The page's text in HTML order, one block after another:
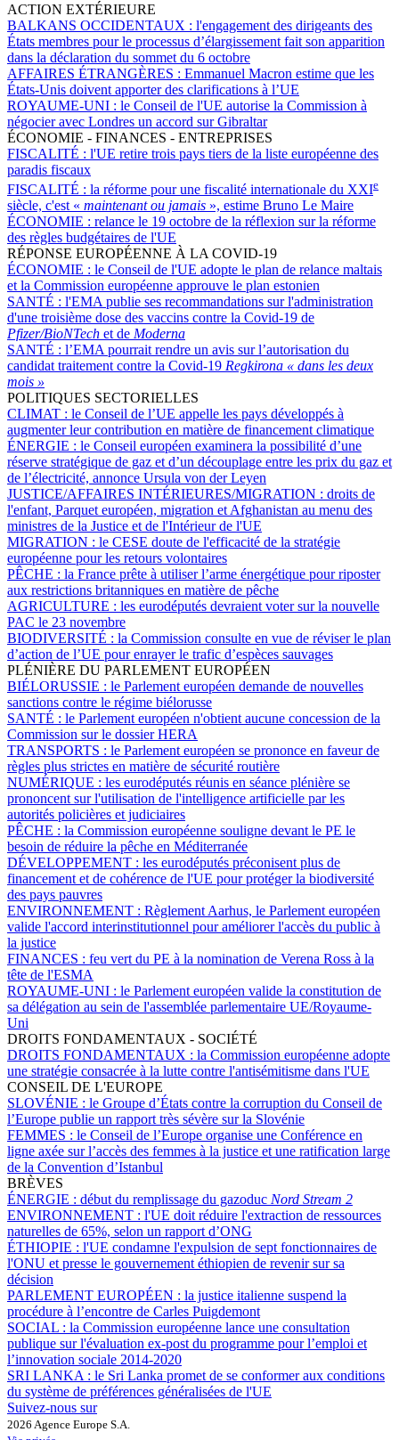
ACTION EXTÉRIEURE
BALKANS OCCIDENTAUX : l'engagement des dirigeants des
États membres pour le processus d’élargissement fait son apparition
dans la déclaration du sommet du 6 octobre
AFFAIRES ÉTRANGÈRES : Emmanuel Macron estime que les
États-Unis doivent apporter des clarifications à l’UE
ROYAUME-UNI : le Conseil de l'UE autorise la Commission à
négocier avec Londres un accord sur Gibraltar
ÉCONOMIE - FINANCES - ENTREPRISES
FISCALITÉ : l'UE retire trois pays tiers de la liste européenne des
paradis fiscaux
FISCALITÉ : la réforme pour une fiscalité internationale du XXIe
siècle, c'est « maintenant ou jamais », estime Bruno Le Maire
ÉCONOMIE : relance le 19 octobre de la réflexion sur la réforme
des règles budgétaires de l'UE
RÉPONSE EUROPÉENNE À LA COVID-19
ÉCONOMIE : le Conseil de l'UE adopte le plan de relance maltais
et la Commission européenne approuve le plan estonien
SANTÉ : l'EMA publie ses recommandations sur l'administration
d'une troisième dose des vaccins contre la Covid-19 de
Pfizer/BioNTech et de Moderna
SANTÉ : l’EMA pourrait rendre un avis sur l’autorisation du
candidat traitement contre la Covid-19 Regkirona « dans les deux
mois »
POLITIQUES SECTORIELLES
CLIMAT : le Conseil de l’UE appelle les pays développés à
augmenter leur contribution en matière de financement climatique
ÉNERGIE : le Conseil européen examinera la possibilité d’une
réserve stratégique de gaz et d’un découplage entre les prix du gaz et
de l’électricité, annonce Ursula von der Leyen
JUSTICE/AFFAIRES INTÉRIEURES/MIGRATION : droits de
l'enfant, Parquet européen, migration et Afghanistan au menu des
ministres de la Justice et de l'Intérieur de l'UE
MIGRATION : le CESE doute de l'efficacité de la stratégie
européenne pour les retours volontaires
PÊCHE : la France prête à utiliser l’arme énergétique pour riposter
aux restrictions britanniques en matière de pêche
AGRICULTURE : les eurodéputés devraient voter sur la nouvelle
PAC le 23 novembre
BIODIVERSITÉ : la Commission consulte en vue de réviser le plan
d’action de l’UE pour enrayer le trafic d’espèces sauvages
PLÉNIÈRE DU PARLEMENT EUROPÉEN
BIÉLORUSSIE : le Parlement européen demande de nouvelles
sanctions contre le régime biélorusse
SANTÉ : le Parlement européen n'obtient aucune concession de la
Commission sur le dossier HERA
TRANSPORTS : le Parlement européen se prononce en faveur de
règles plus strictes en matière de sécurité routière
NUMÉRIQUE : les eurodéputés réunis en séance plénière se
prononcent sur l'utilisation de l'intelligence artificielle par les
autorités policières et judiciaires
PÊCHE : la Commission européenne souligne devant le PE le
besoin de réduire la pêche en Méditerranée
DÉVELOPPEMENT : les eurodéputés préconisent plus de
financement et de cohérence de l'UE pour protéger la biodiversité
des pays pauvres
ENVIRONNEMENT : Règlement Aarhus, le Parlement européen
valide l'accord interinstitutionnel pour améliorer l'accès du public à
la justice
FINANCES : feu vert du PE à la nomination de Verena Ross à la
tête de l'ESMA
ROYAUME-UNI : le Parlement européen valide la constitution de
sa délégation au sein de l'assemblée parlementaire UE/Royaume-
Uni
DROITS FONDAMENTAUX - SOCIÉTÉ
DROITS FONDAMENTAUX : la Commission européenne adopte
une stratégie consacrée à la lutte contre l'antisémitisme dans l'UE
CONSEIL DE L'EUROPE
SLOVÉNIE : le Groupe d’États contre la corruption du Conseil de
l’Europe publie un rapport très sévère sur la Slovénie
FEMMES : le Conseil de l’Europe organise une Conférence en
ligne axée sur l’accès des femmes à la justice et une ratification large
de la Convention d’Istanbul
BRÈVES
ÉNERGIE : début du remplissage du gazoduc Nord Stream 2
ENVIRONNEMENT : l'UE doit réduire l'extraction de ressources
naturelles de 65%, selon un rapport d’ONG
ÉTHIOPIE : l'UE condamne l'expulsion de sept fonctionnaires de
l'ONU et presse le gouvernement éthiopien de revenir sur sa
décision
PARLEMENT EUROPÉEN : la justice italienne suspend la
procédure à l’encontre de Carles Puigdemont
SOCIAL : la Commission européenne lance une consultation
publique sur l'évaluation ex-post du programme pour l’emploi et
l’innovation sociale 2014-2020
SRI LANKA : le Sri Lanka promet de se conformer aux conditions
du système de préférences généralisées de l'UE
Suivez-nous sur
2026 Agence Europe S.A.